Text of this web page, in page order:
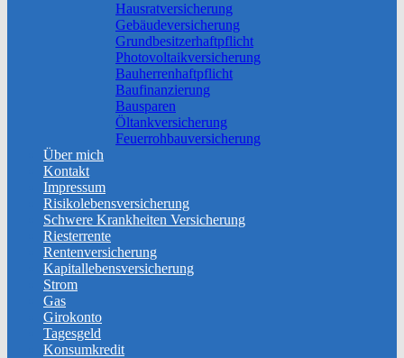
Hausratversicherung
Gebäudeversicherung
Grundbesitzerhaftpflicht
Photovoltaikversicherung
Bauherrenhaftpflicht
Baufinanzierung
Bausparen
Öltankversicherung
Feuerrohbauversicherung
Über mich
Kontakt
Impressum
Risikolebensversicherung
Schwere Krankheiten Versicherung
Riesterrente
Rentenversicherung
Kapitallebensversicherung
Strom
Gas
Girokonto
Tagesgeld
Konsumkredit